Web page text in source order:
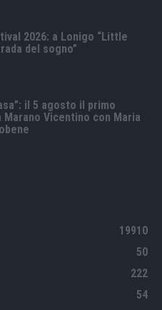
2026: a Lonigo “Little
del sogno”
il 5 agosto il primo
Vicentino con Maria
19910
50
222
54